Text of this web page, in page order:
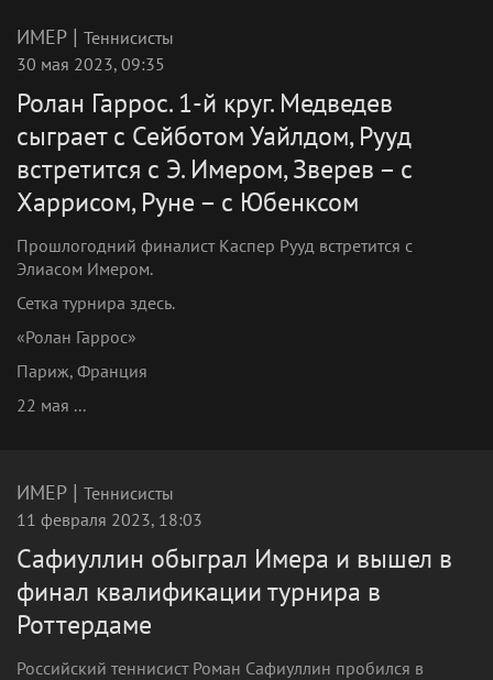
ИМЕР | Теннисисты
30 мая 2023, 09:35
Ролан Гаррос. 1-й круг. Медведев
сыграет с Сейботом Уайлдом, Рууд
встретится с Э. Имером, Зверев – с
Харрисом, Руне – с Юбенксом
Прошлогодний финалист Каспер Рууд встретится с
Элиасом Имером.
Сетка турнира здесь.
«Ролан Гаррос»
Париж, Франция
22 мая ...
ИМЕР | Теннисисты
11 февраля 2023, 18:03
Сафиуллин обыграл Имера и вышел в
финал квалификации турнира в
Роттердаме
Российский теннисист Роман Сафиуллин пробился в